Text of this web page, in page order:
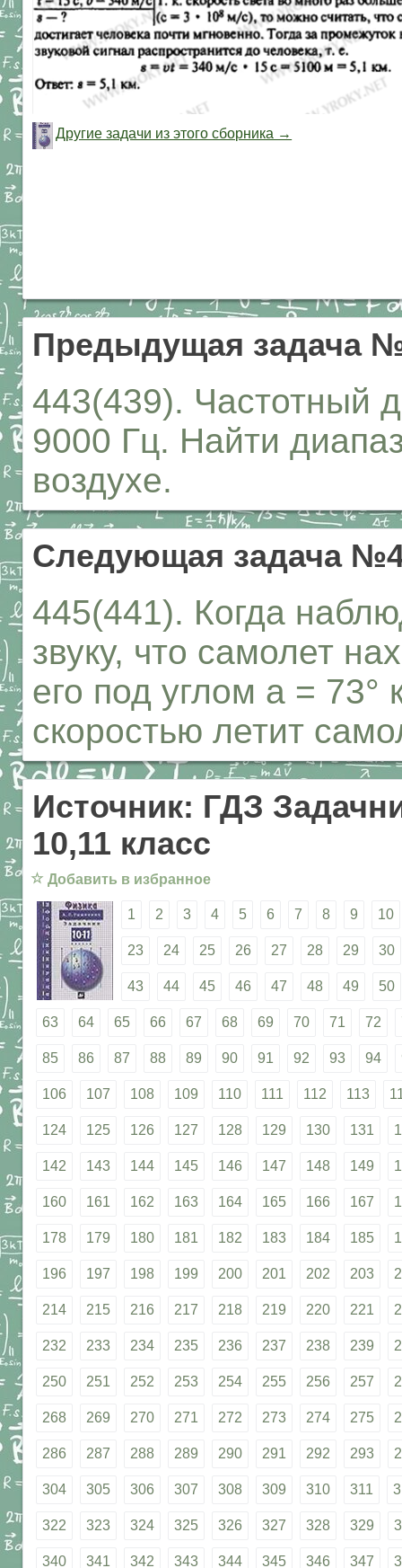
Другие задачи из этого сборника →
Предыдущая задача
443(439). Частотный
9000 Гц. Найти
воздухе.
Следующая задача
445(441). Когда
звуку, что самолет
его под углом а = 73°
скоростью летит
Источник: ГДЗ
10,11 класс
☆ Добавить в избранное
1 2 3 4 5 6 7 8 9 10
23 24 25 26 27 28 29 30
43 44 45 46 47 48 49 50
63 64 65 66 67 68 69 70 71 72
85 86 87 88 89 90 91 92 93 94
106 107 108 109 110 111 112 113
124 125 126 127 128 129 130 131
142 143 144 145 146 147 148 149
160 161 162 163 164 165 166 167
178 179 180 181 182 183 184 185
196 197 198 199 200 201 202 203
214 215 216 217 218 219 220 221
232 233 234 235 236 237 238 239
250 251 252 253 254 255 256 257
268 269 270 271 272 273 274 275
286 287 288 289 290 291 292 293
304 305 306 307 308 309 310 311
322 323 324 325 326 327 328 329
340 341 342 343 344 345 346 347